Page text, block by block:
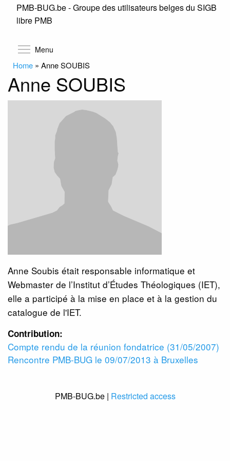
Skip
PMB-BUG.be - Groupe des utilisateurs belges du SIGB
libre PMB
Menu
Home » Anne SOUBIS
Anne SOUBIS
Anne Soubis était responsable informatique et
Webmaster de l’Institut d’Études Théologiques (IET),
elle a participé à la mise en place et à la gestion du
catalogue de l'IET.
Contribution:
Compte rendu de la réunion fondatrice (31/05/2007)
Rencontre PMB-BUG le 09/07/2013 à Bruxelles
PMB-BUG.be | Restricted access